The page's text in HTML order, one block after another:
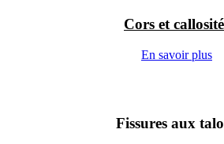
Cors et
En savoir plus
Fissures aux